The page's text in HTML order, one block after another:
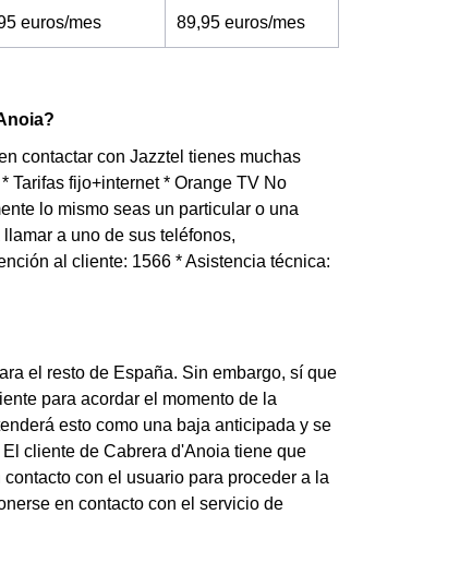
euros/mes 89,95 euros/mes
contactar con Jazztel tienes muchas
Tarifas fijo+internet * Orange TV No
lo mismo seas un particular o una
a uno de sus teléfonos,
al cliente: 1566 * Asistencia técnica:
el resto de España. Sin embargo, sí que
para acordar el momento de la
esto como una baja anticipada y se
cliente de Cabrera d'Anoia tiene que
con el usuario para proceder a la
en contacto con el servicio de